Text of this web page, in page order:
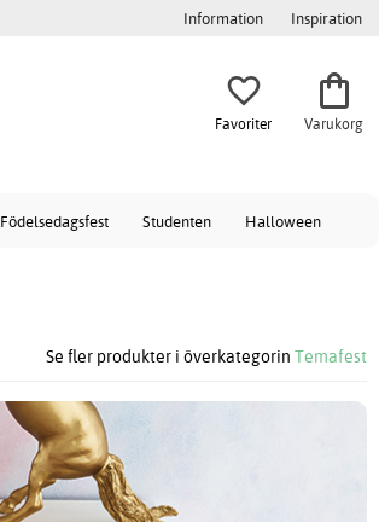
Information Inspiration
Favoriter Varukorg
Födelsedagsfest Studenten Halloween
Se fler produkter i överkategorin Temafest